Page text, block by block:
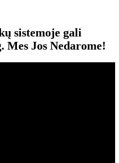
sistemoje gali
Mes Jos Nedarome!